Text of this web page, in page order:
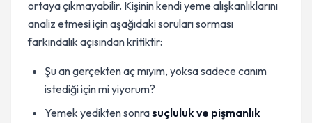
ortaya çıkmayabilir. Kişinin kendi yeme alışkanlıklarını
analiz etmesi için aşağıdaki soruları sorması
farkındalık açısından kritiktir:
Şu an gerçekten aç mıyım, yoksa sadece canım
istediği için mi yiyorum?
Yemek yedikten sonrasuçluluk ve pişmanlık